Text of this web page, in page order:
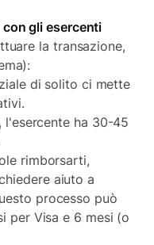
gli esercenti
la transazione,
di solito ci mette
l'esercente ha 30-45
rimborsarti,
aiuto a
processo può
per Visa e 6 mesi (o